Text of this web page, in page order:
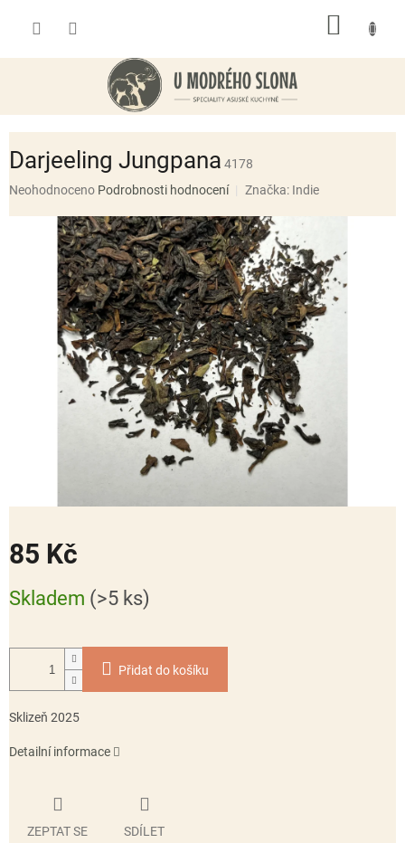
Darjeeling Jungpana 4178
Průměrné
produktu
hvězdiček.
Neohodnoceno Podrobnosti hodnocení Značka: Indie
85 Kč
cena:
Skladem (>5 ks)
Přidat do košíku
Sklizeň 2025
Detailní informace
ZEPTAT SE SDÍLET